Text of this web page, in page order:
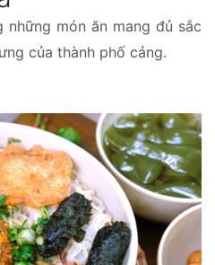
món ăn mang đủ sắc
của thành phố cảng.